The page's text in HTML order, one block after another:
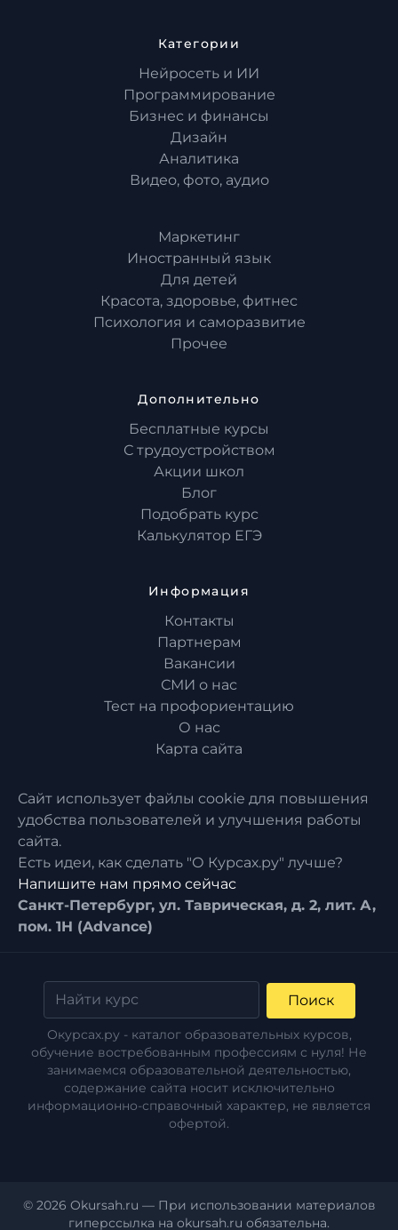
Категории
Нейросеть и ИИ
Программирование
Бизнес и финансы
Дизайн
Аналитика
Видео, фото, аудио
Маркетинг
Иностранный язык
Для детей
Красота, здоровье, фитнес
Психология и саморазвитие
Прочее
Дополнительно
Бесплатные курсы
С трудоустройством
Акции школ
Блог
Подобрать курс
Калькулятор ЕГЭ
Информация
Контакты
Партнерам
Вакансии
СМИ о нас
Тест на профориентацию
О нас
Карта сайта
Сайт использует файлы cookie для повышения
удобства пользователей и улучшения работы
сайта.
Есть идеи, как сделать "О Курсах.ру" лучше?
Напишите нам прямо сейчас
Санкт-Петербург, ул. Таврическая, д. 2, лит. А,
пом. 1Н (Advance)
Поиск
Окурсах.ру - каталог образовательных курсов,
обучение востребованным профессиям с нуля! Не
занимаемся образовательной деятельностью,
содержание сайта носит исключительно
информационно-справочный характер, не является
офертой.
© 2026 Okursah.ru — При использовании материалов
гиперссылка на okursah.ru обязательна.